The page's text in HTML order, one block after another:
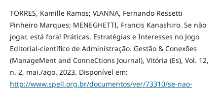
TORRES, Kamille Ramos; VIANNA, Fernando Ressetti
Pinheiro Marques; MENEGHETTI, Francis Kanashiro. Se não
jogar, está fora! Práticas, Estratégias e Interesses no Jogo
Editorial-científico de Administração. Gestão & Conexões
(ManageMent and ConneCtions Journal), Vitória (Es), Vol. 12,
n. 2, mai./ago. 2023. Disponível em:
http://www.spell.org.br/documentos/ver/73310/se-nao-